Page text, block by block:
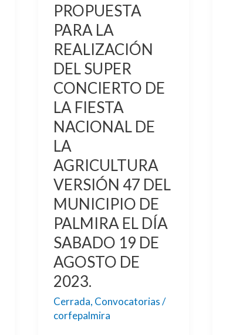
PROPUESTA
PARA LA
REALIZACIÓN
DEL SUPER
CONCIERTO DE
LA FIESTA
NACIONAL DE
LA
AGRICULTURA
VERSIÓN 47 DEL
MUNICIPIO DE
PALMIRA EL DÍA
SABADO 19 DE
AGOSTO DE
2023.
Cerrada, Convocatorias/
corfepalmira
AGRICULTURA
VERSIÓN
47
DEL
MUNICIPIO
DE
PALMIRA
EL
DÍA
SABADO
19
DE
AGOSTO
DE
2023.